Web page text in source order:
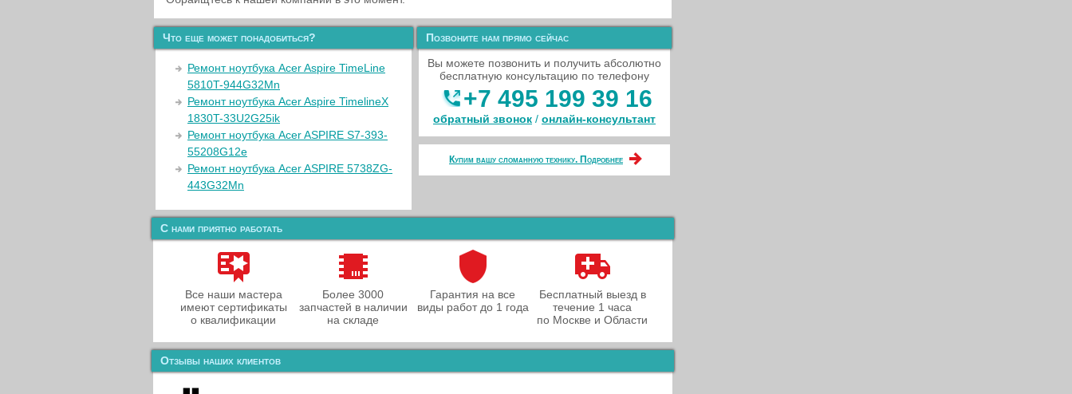
Что еще может понадобиться?
Ремонт ноутбука Acer Aspire TimeLine
5810T-944G32Mn
Ремонт ноутбука Acer Aspire TimelineX
1830T-33U2G25ik
Ремонт ноутбука Acer ASPIRE S7-393-
55208G12e
Ремонт ноутбука Acer ASPIRE 5738ZG-
443G32Mn
Позвоните нам прямо сейчас
Вы можете позвонить и получить абсолютно
бесплатную консультацию по телефону
+7 495 199 39 16
обратный звонок / онлайн‑консультант
Купим вашу сломанную технику. Подробнее
С нами приятно работать
Все наши мастера
имеют сертификаты
о квалификации
Более 3000
запчастей в наличии
на складе
Гарантия на все
виды работ до 1 года
Бесплатный выезд в
течение 1 часа
по Москве и Области
Отзывы наших клиентов